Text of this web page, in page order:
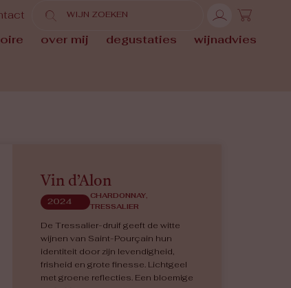
over mij degustaties wijnadvies
Vin d’Alon
2024
CHARDONNAY,
TRESSALIER
De Tressalier-druif geeft de witte
wijnen van Saint-Pourçain hun
identiteit door zijn levendigheid,
frisheid en grote finesse. Lichtgeel
met groene reflecties. Een bloemige